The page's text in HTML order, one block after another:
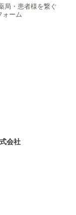
局・患者様を繋ぐ
ォーム
会社